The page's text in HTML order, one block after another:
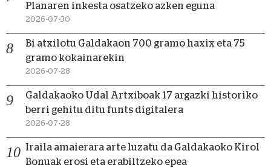
Planaren inkesta osatzeko azken eguna
2026-07-30
Bi atxilotu Galdakaon 700 gramo haxix eta 75
gramo kokainarekin
2026-07-28
Galdakaoko Udal Artxiboak 17 argazki historiko
berri gehitu ditu funts digitalera
2026-07-28
Iraila amaierara arte luzatu da Galdakaoko Kirol
Bonuak erosi eta erabiltzeko epea